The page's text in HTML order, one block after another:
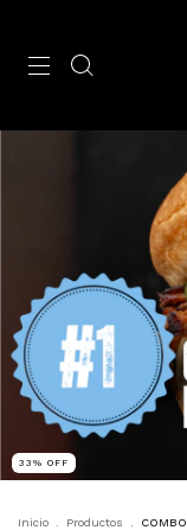
33 % OFF
Inicio Productos